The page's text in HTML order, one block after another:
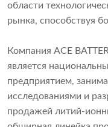
области
рынка, способствуя
Компания ACE
является
предприятием,
исследованиями и
продажей литий-